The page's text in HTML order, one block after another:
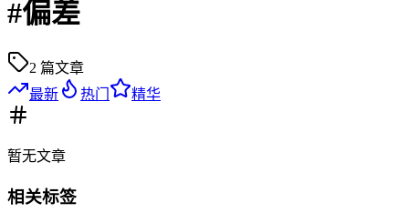
#偏差
2 篇文章
最新
热门 精华
暂无文章
相关标签